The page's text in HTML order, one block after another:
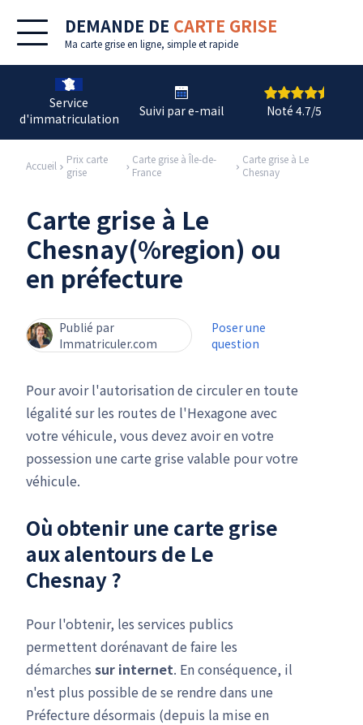
DEMANDE DE CARTE GRISE
Ma carte grise en ligne, simple et rapide
Service
d'immatriculation
Suivi par e-mail Noté 4.7/5
Accueil
Prix carte
grise
Carte grise à Île-de-
France
Carte grise à Le
Chesnay
Carte grise à Le
Chesnay(%region) ou
en préfecture
Publié par
Immatriculer.com
Poser une
question
Pour avoir l'autorisation de circuler en toute
légalité sur les routes de l'Hexagone avec
votre véhicule, vous devez avoir en votre
possession une carte grise valable pour votre
véhicule.
Où obtenir une carte grise
aux alentours de Le
Chesnay ?
Pour l'obtenir, les services publics
permettent dorénavant de faire les
démarches sur internet. En conséquence, il
n'est plus possible de se rendre dans une
Préfecture désormais (depuis la mise en